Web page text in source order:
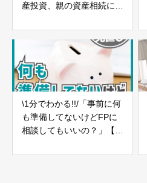
産投資、親の資産相続につ
\1分でわかる!!/「事前に何
も準備してないけどFPに
相談してもいいの？」【ラ